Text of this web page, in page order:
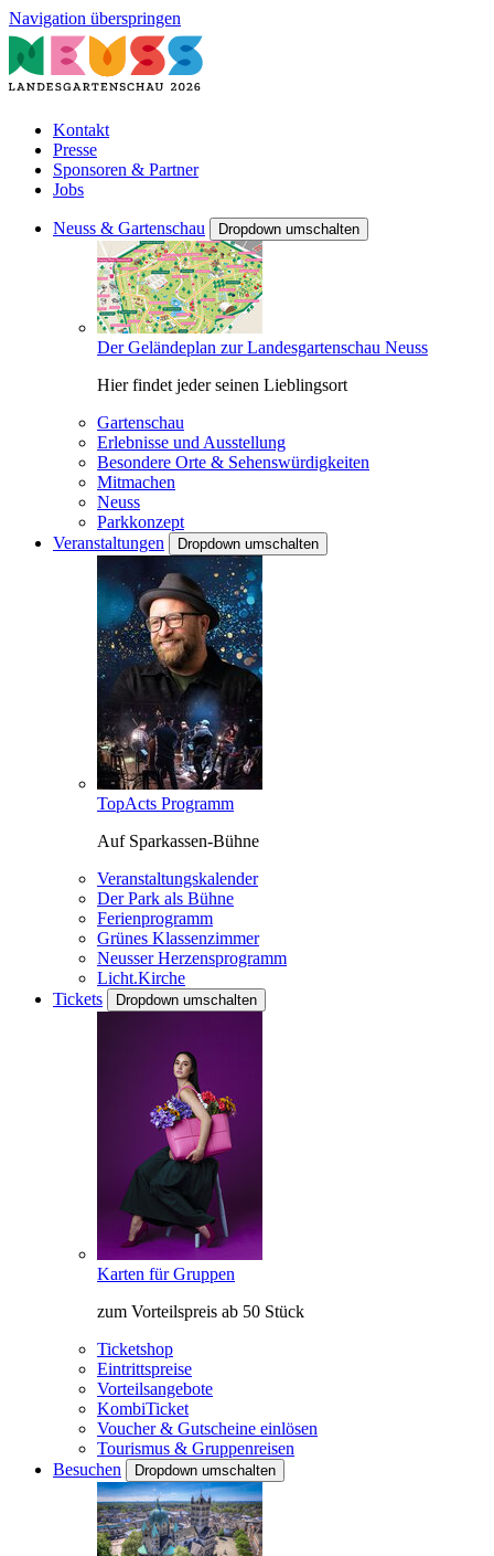
Navigation überspringen
Kontakt
Presse
Sponsoren & Partner
Jobs
Neuss & Gartenschau Dropdown umschalten
Der Geländeplan zur Landesgartenschau Neuss
Hier findet jeder seinen Lieblingsort
Gartenschau
Erlebnisse und Ausstellung
Besondere Orte & Sehenswürdigkeiten
Mitmachen
Neuss
Parkkonzept
Veranstaltungen
Dropdown umschalten
TopActs Programm
Auf Sparkassen-Bühne
Veranstaltungskalender
Der Park als Bühne
Ferienprogramm
Grünes Klassenzimmer
Neusser Herzensprogramm
Licht.Kirche
Tickets
Dropdown umschalten
Karten für Gruppen
zum Vorteilspreis ab 50 Stück
Ticketshop
Eintrittspreise
Vorteilsangebote
KombiTicket
Voucher & Gutscheine einlösen
Tourismus & Gruppenreisen
Besuchen
Dropdown umschalten